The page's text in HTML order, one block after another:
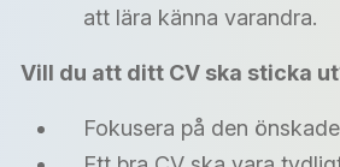
att lära känna varandra.
Vill du att ditt CV ska sticka
Fokusera på den